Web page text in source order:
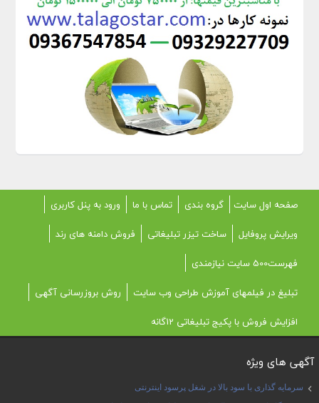
صفحه اول سایت گروه بندی تماس با ما
ورود به پنل کاربری
ویرایش پروفایل
ساخت تیزر تبلیغاتی
فروش دامنه های رند
فهرست500 سایت نیازمندی
تبلیغ در فیلمهای آموزش طراحی وب سایت
روش بروزرسانی آگهی
افزایش فروش با پکیج تبلیغاتی 12گانه
آگهی های ویژه
سرمایه گذاری با سود بالا در شغل پرسود اینترنتی